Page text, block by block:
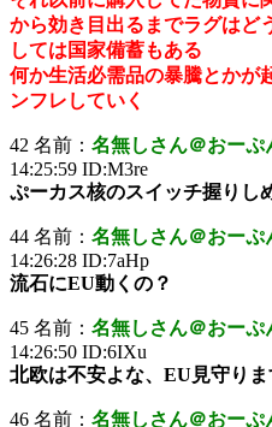
から効き目出るまでラグはど
しては国家備蓄もある
何か生活必需品の暴騰とかが
ンフレしていく
42 名前： 名無しさん＠おーぷ
14:25:59 ID:M3re
ぷーカス核のスイッチ握りし
44 名前： 名無しさん＠おーぷ
14:26:28 ID:7aHp
流石にEU動くの？
45 名前： 名無しさん＠おーぷ
14:26:50 ID:6IXu
北欧は不安よな、EU見守りま
46 名前： 名無しさん＠おーぷ